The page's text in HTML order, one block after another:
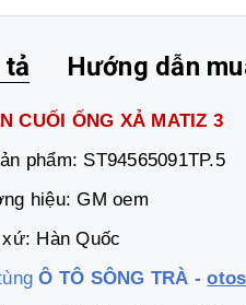
tả Hướng dẫn
CUỐI ỐNG XẢ MATIZ 3
phẩm: ST94565091TP.5
hiệu: GM oem
Hàn Quốc
Ô TÔ SÔNG TRÀ -